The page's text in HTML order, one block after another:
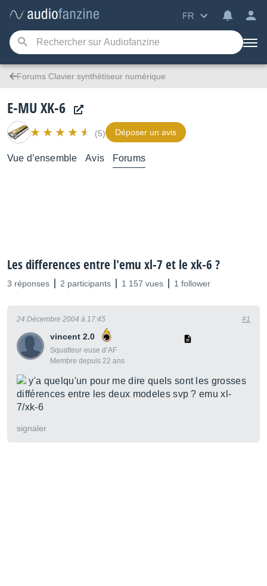
FR
Forums Clavier synthétiseur numérique
E-MU XK-6
(5) Déposer un avis
Vue d’ensemble Avis Forums
Les differences entre l'emu xl-7 et le xk-6 ?
3 réponses 2 participants 1 157 vues 1 follower
vincent 2.0
Squatteur·euse d’AF
Membre depuis 22 ans
24 Décembre 2004 à 17:45 #1
y'a quelqu'un pour me dire quels sont les grosses
différences entre les deux modeles svp ? emu xl-
7/xk-6
signaler